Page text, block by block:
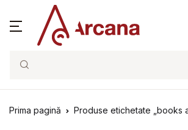
Search
Prima pagină Produse etichetate „books